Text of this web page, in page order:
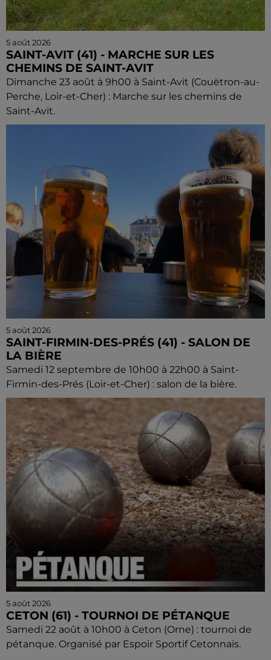
5 août 2026
SAINT-AVIT (41) - MARCHE SUR LES
CHEMINS DE SAINT-AVIT
Dimanche 23 août à 9h00 à Saint-Avit (Couëtron-au-
Perche, Loir-et-Cher) : Marche sur les chemins de
Saint-Avit.
5 août 2026
SAINT-FIRMIN-DES-PRÉS (41) - SALON DE
LA BIÈRE
Samedi 12 septembre de 10h00 à 22h00 à Saint-
Firmin-des-Prés (Loir-et-Cher) : salon de la bière.
5 août 2026
CETON (61) - TOURNOI DE PÉTANQUE
Samedi 22 août à 10h00 à Ceton (Orne) : tournoi de
pétanque. Organisé par Espoir Sportif Cetonnais.